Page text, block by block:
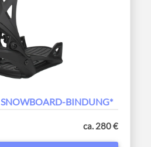
SNOWBOARD-BINDUNG*
ca. 280 €